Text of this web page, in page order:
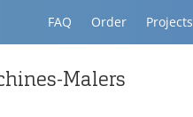
FAQ Order Projects
Malers